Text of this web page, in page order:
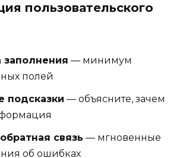
пользовательского
заполнения — минимум
полей
подсказки — объясните, зачем
связь — мгновенные
об ошибках